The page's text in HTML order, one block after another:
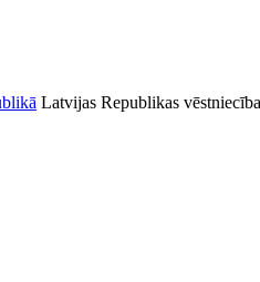
Latvijas Republikas